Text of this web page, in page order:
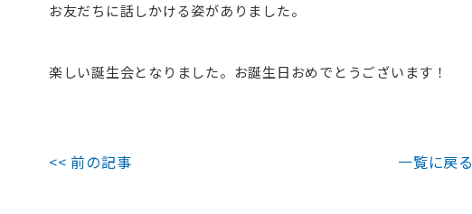
お友だちに話しかける姿がありました。
楽しい誕生会となりました。お誕生日おめでとうございます！
<< 前の記事 一覧に戻る